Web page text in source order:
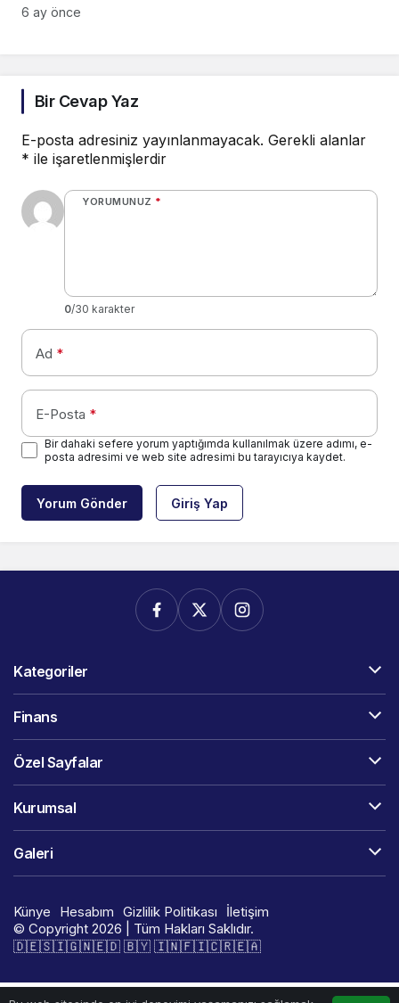
6 ay önce
Bir Cevap Yaz
E-posta adresiniz yayınlanmayacak. Gerekli alanlar
* ile işaretlenmişlerdir
YORUMUNUZ *
0/30 karakter
Ad *
E-Posta *
Bir dahaki sefere yorum yaptığımda kullanılmak üzere adımı, e-
posta adresimi ve web site adresimi bu tarayıcıya kaydet.
Yorum Gönder Giriş Yap
Kategoriler
Finans
Özel Sayfalar
Kurumsal
Galeri
Künye Hesabım Gizlilik Politikası
İletişim
© Copyright 2026 | Tüm Hakları Saklıdır.
🇩​​​​​🇪​​​​​🇸​​​​​🇮​​​​​🇬​​​​​🇳​​​​​🇪​​​​​🇩​​​​​ 🇧​​​​​🇾​​​​​ 🇮​​​​​🇳​​​​​🇫​​​​​🇮​​​​​🇨​​​​​🇷​​​​​🇪​​​​​🇦​​​​​​​​​​